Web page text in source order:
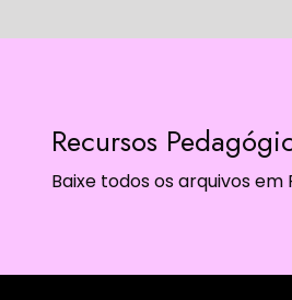
Recursos
Baixe todos os arquivos